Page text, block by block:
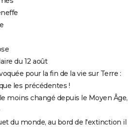
du 12 août
pour la fin de la vie sur Terre :
les précédentes !
moins changé depuis le Moyen Âge,
du monde, au bord de l'extinction il